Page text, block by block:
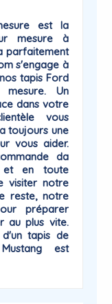
est la
mesure à
parfaitement
s'engage à
tapis Ford
Un
dans votre
vous
toujours une
vous aider.
da
et en toute
visiter notre
reste, notre
préparer
au plus vite.
tapis de
Mustang est